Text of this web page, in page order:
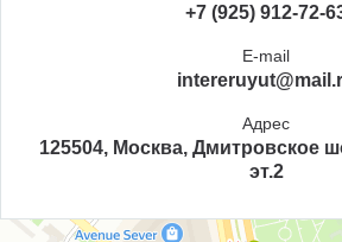
+7 (925) 912-72-
E-mail
Адрес
125504, Москва, Дмитровское
эт.2